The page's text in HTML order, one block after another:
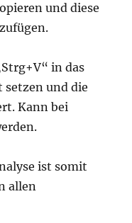
und diese
in das
und die
Kann bei
ist somit
allen